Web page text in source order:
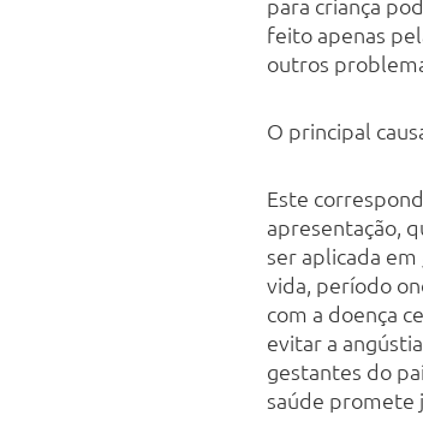
para criança
feito apenas
outros
O principal
Este
apresentação,
ser aplicada em
vida, período
com a doença
evitar a
gestantes do
saúde promete